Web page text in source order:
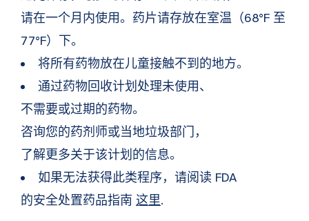
请在一个月内使用。药片请存放在室温（68°F 至
77°F）下。
将所有药物放在儿童接触不到的地方。
通过药物回收计划处理未使用、
不需要或过期的药物。
咨询您的药剂师或当地垃圾部门，
了解更多关于该计划的信息。
如果无法获得此类程序，请阅读 FDA
的安全处置药品指南 这里.